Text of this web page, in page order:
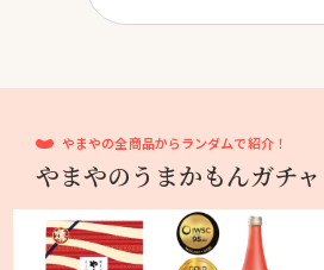
やまやの全商品からランダムで紹介！
やまやのうまかもんガチャ